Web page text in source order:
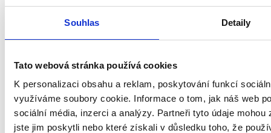
Souhlas Detaily
Tato webová stránka používá cookies
K personalizaci obsahu a reklam, poskytování funkcí
využíváme soubory cookie. Informace o tom, jak náš web
sociální média, inzerci a analýzy. Partneři tyto údaje
jste jim poskytli nebo které získali v důsledku toho, že
KUNDENDIENST
AGB
Reklamationsordnung
Widerrufsbelehrung
Datenschutzerklärung
Kundemeinungen